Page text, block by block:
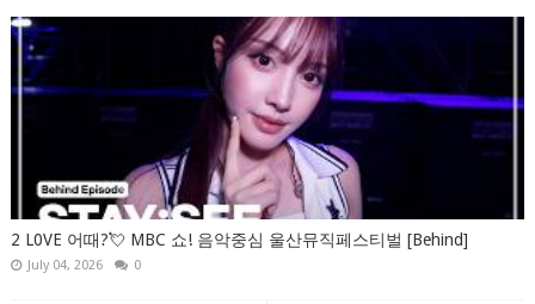
2 L0VE 어때?💘 MBC 쇼! 음악중심 울산뮤직페스티벌 [Behind]
July 04, 2026 0